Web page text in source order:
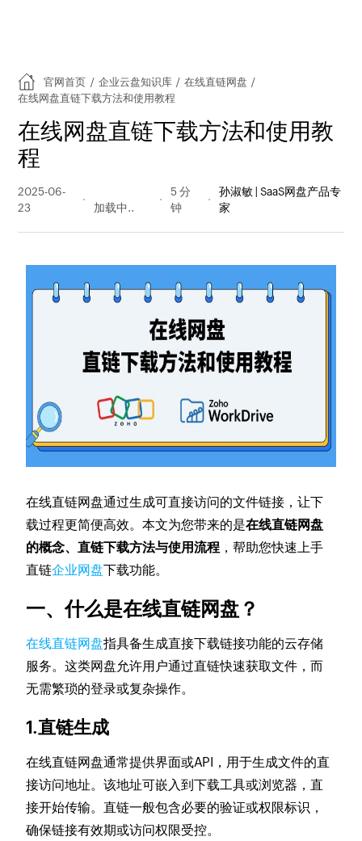
官网首页 / 企业云盘知识库 / 在线直链网盘 /
在线网盘直链下载方法和使用教程
在线网盘直链下载方法和使用教
程
2025-06-
23
量
5 分
钟
孙淑敏 | SaaS网盘产品专
家
在线直链网盘通过生成可直接访问的文件链接，让下
载过程更简便高效。本文为您带来的是在线直链网盘
的概念、直链下载方法与使用流程 ，帮助您快速上手
直链企业网盘下载功能。
一、什么是在线直链网盘？
在线直链网盘指具备生成直接下载链接功能的云存储
服务。这类网盘允许用户通过直链快速获取文件，而
无需繁琐的登录或复杂操作。
1.直链生成
在线直链网盘通常提供界面或API，用于生成文件的直
接访问地址。该地址可嵌入到下载工具或浏览器，直
接开始传输。直链一般包含必要的验证或权限标识，
确保链接有效期或访问权限受控。